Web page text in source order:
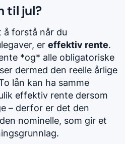
til jul?
å forstå når du
er effektiv rente.
*og* alle obligatoriske
dermed den reelle årlige
lån kan ha samme
effektiv rente dersom
– derfor er det den
nominelle, som gir et